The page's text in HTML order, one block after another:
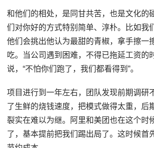
和他们的相处，是同甘共苦，也是文化的
们对你好的方式特别简单、淳朴。比如我
他们会挑出他认为最甜的青椒，拿手擦一
吃。当公司遇到困难，不得已拖延工资的
说，“不怕你们跑了，我们都看得到”。
项目进行到一年左右，团队发现前期调研
了生鲜的烧钱速度，把模式做得太重，后
裂实在难以为继。阿里和美团也在这个时
了，基本提前把我们踢出局了。这时候首